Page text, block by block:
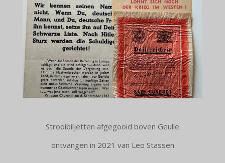
Strooibiljetten afgegooid boven Geulle
ontvangen in 2021 van Leo Stassen